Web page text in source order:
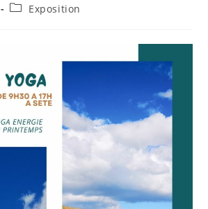
PostExposition